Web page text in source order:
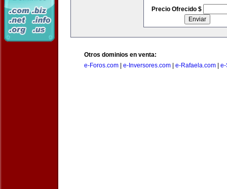
Precio Ofrecido $
Otros dominios en venta:
e-Foros.com
e-Inversores.com e-Rafaela.com e-